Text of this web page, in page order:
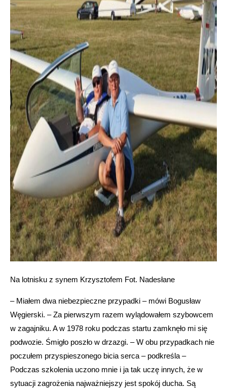
Na lotnisku z synem Krzysztofem Fot. Nadesłane
– Miałem dwa niebezpieczne przypadki – mówi Bogusław
Węgierski. – Za pierwszym razem wylądowałem szybowcem
w zagajniku. A w 1978 roku podczas startu zamknęło mi się
podwozie. Śmigło poszło w drzazgi. – W obu przypadkach nie
poczułem przyspieszonego bicia serca – podkreśla –
Podczas szkolenia uczono mnie i ja tak uczę innych, że w
sytuacji zagrożenia najważniejszy jest spokój ducha. Są